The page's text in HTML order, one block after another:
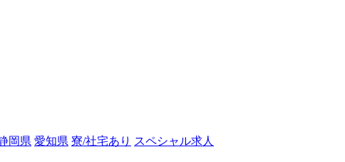
岡県 愛知県 寮/社宅あり スペシャル求人